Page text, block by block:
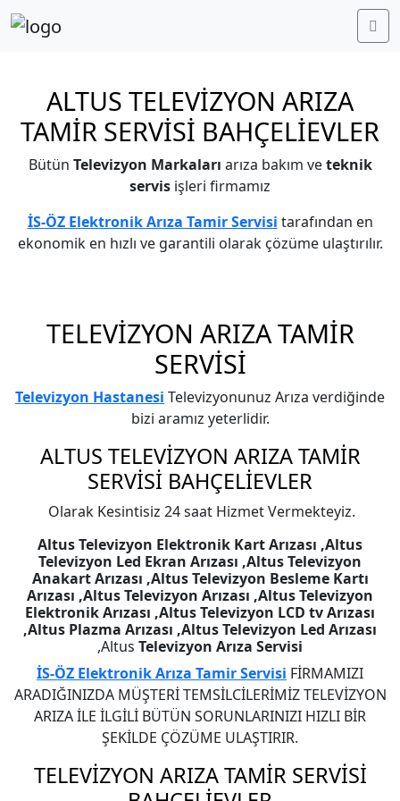
ALTUS TELEVİZYON ARIZA
TAMİR SERVİSİ BAHÇELİEVLER
Bütün Televizyon Markaları arıza bakım veteknik
servis işleri firmamız
İS-ÖZ Elektronik Arıza Tamir Servisi tarafından en
ekonomik en hızlı ve garantili olarak çözüme ulaştırılır.
TELEVİZYON ARIZA TAMİR
SERVİSİ
Televizyon Hastanesi Televizyonunuz Arıza verdiğinde
bizi aramız yeterlidir.
ALTUS TELEVİZYON ARIZA TAMİR
SERVİSİ BAHÇELİEVLER
Olarak Kesintisiz 24 saat Hizmet Vermekteyiz.
Altus Televizyon Elektronik Kart Arızası ,Altus
Televizyon Led Ekran Arızası ,Altus Televizyon
Anakart Arızası ,Altus Televizyon Besleme Kartı
Arızası ,Altus Televizyon Arızası ,Altus Televizyon
Elektronik Arızası ,Altus Televizyon LCD tv Arızası
,Altus Plazma Arızası ,Altus Televizyon Led Arızası
,Altus Televizyon Arıza Servisi
İS-ÖZ Elektronik Arıza Tamir Servisi FİRMAMIZI
ARADIĞINIZDA MÜŞTERİ TEMSİLCİLERİMİZ TELEVİZYON
ARIZA İLE İLGİLİ BÜTÜN SORUNLARINIZI HIZLI BİR
ŞEKİLDE ÇÖZÜME ULAŞTIRIR.
TELEVİZYON ARIZA TAMİR SERVİSİ